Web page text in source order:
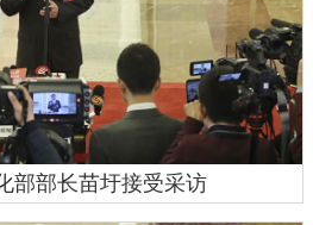
部部长苗圩接受采访